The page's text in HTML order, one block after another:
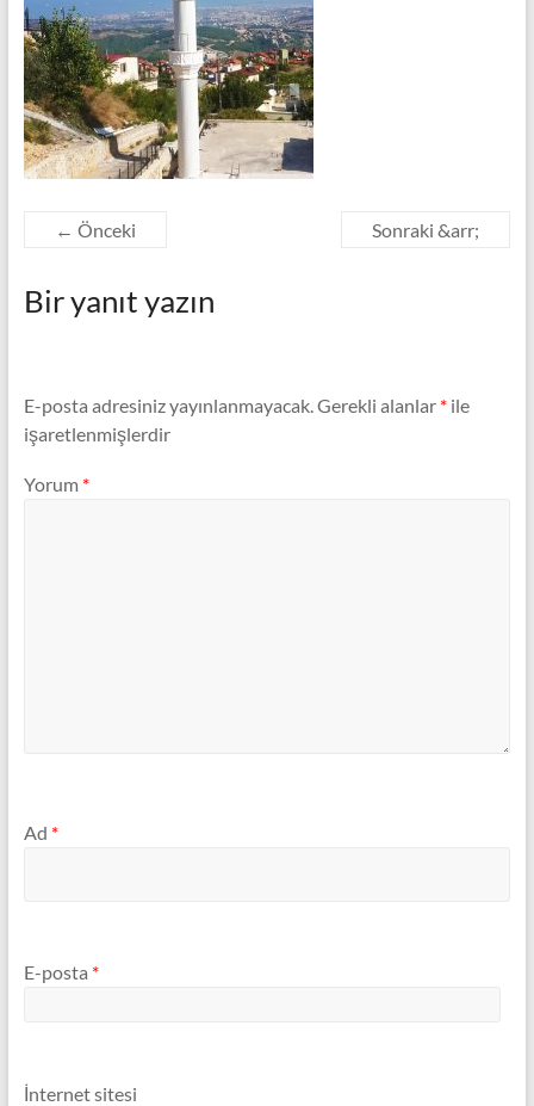
Minare,
Çelik
Minare
Modelleri
← Önceki Sonraki &arr;
Bir yanıt yazın
E-posta adresiniz yayınlanmayacak.Gerekli alanlar *ile
işaretlenmişlerdir
Yorum *
Ad *
E-posta *
İnternet sitesi